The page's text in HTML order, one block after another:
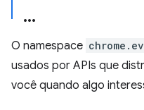
O namespace
usados por APIs que
você quando algo